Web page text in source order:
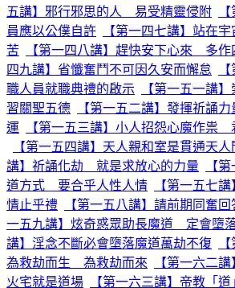
五講】邪行邪思的人 易受精靈侵附
員應以公僕自許
【第一四七講】站在
苦
【第一四八講】趕快安下心來 多作
四九講】省懺奮鬥不可因久安而懈怠
職人員就職典禮的啟示
【第一五一講
習關聖五德
【第一五二講】發揮祈誦
運
【第一五三講】小人招怨心魔作祟
【第一五四講】天人親和室是貫通天
講】祈誦化劫 就是求放心的力量
【
道方式 要合乎人性人情
【第一五七
情止乎禮
【第一五八講】請前期同奮
一五九講】炫奇惑眾助長魔道 定會墮
講】淫念不斷必會墮落魔道萬劫不復
為救劫而生 為救劫而來
【第一六二
火宅就是道場
【第一六三講】帝教「